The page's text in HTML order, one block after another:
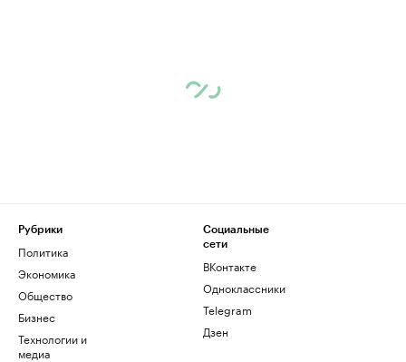
Рубрики
Политика
Экономика
Общество
Бизнес
Технологии и
медиа
Социальные
сети
ВКонтакте
Одноклассники
Telegram
Дзен